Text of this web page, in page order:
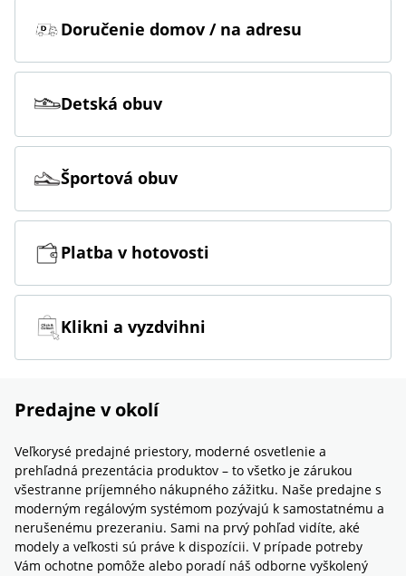
Doručenie domov / na adresu
Detská obuv
Športová obuv
Platba v hotovosti
Klikni a vyzdvihni
Predajne v okolí
Veľkorysé predajné priestory, moderné osvetlenie a
prehľadná prezentácia produktov – to všetko je zárukou
všestranne príjemného nákupného zážitku. Naše predajne s
moderným regálovým systémom pozývajú k samostatnému a
nerušenému prezeraniu. Sami na prvý pohľad vidíte, aké
modely a veľkosti sú práve k dispozícii. V prípade potreby
Vám ochotne pomôže alebo poradí náš odborne vyškolený